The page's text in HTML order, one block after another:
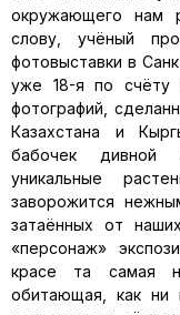
окружающего нам
слову, учёный
фотовыставки в
уже 18-я по счёту
фотографий,
Казахстана и
бабочек дивной
уникальные
заворожится
затаённых от
«персонаж»
красе та самая
обитающая, как ни